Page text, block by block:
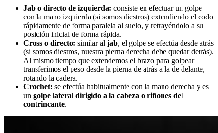
Jab o directo de izquierda: consiste en efectuar un golpe
con la mano izquierda (si somos diestros) extendiendo el codo
rápidamente de forma paralela al suelo, y retrayéndolo a su
posición inicial de forma rápida.
Cross o directo: similar al jab, el golpe se efectúa desde atrás
(si somos diestros, nuestra pierna derecha debe quedar detrás).
Al mismo tiempo que extendemos el brazo para golpear
transferimos el peso desde la pierna de atrás a la de delante,
rotando la cadera.
Crochet: se efectúa habitualmente con la mano derecha y es
un golpe lateral dirigido a la cabeza o riñones del
contrincante.